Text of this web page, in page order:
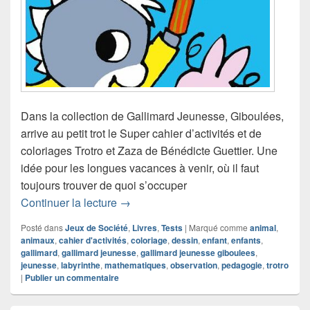
Dans la collection de Gallimard Jeunesse, Giboulées,
arrive au petit trot le Super cahier d’activités et de
coloriages Trotro et Zaza de Bénédicte Guettier. Une
idée pour les longues vacances à venir, où il faut
toujours trouver de quoi s’occuper
Continuer la lecture Chronique Super cahier d’activités et
→
Posté dansJeux de Société, Livres, Tests | Marqué comme animal,
animaux, cahier d'activités, coloriage, dessin, enfant, enfants,
gallimard, gallimard jeunesse, gallimard jeunesse giboulees,
jeunesse, labyrinthe, mathematiques, observation, pedagogie, trotro
| Publier un commentaire